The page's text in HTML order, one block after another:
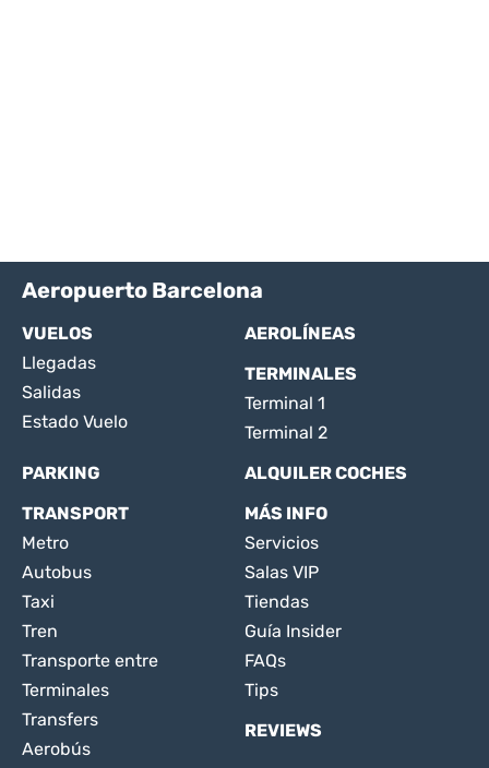
Aeropuerto Barcelona
VUELOS
Llegadas
Salidas
Estado Vuelo
AEROLÍNEAS
TERMINALES
Terminal 1
Terminal 2
PARKING
ALQUILER COCHES
TRANSPORT
Metro
Autobus
Taxi
Tren
Transporte entre
Terminales
Transfers
Aerobús
MÁS INFO
Servicios
Salas VIP
Tiendas
Guía Insider
FAQs
Tips
REVIEWS